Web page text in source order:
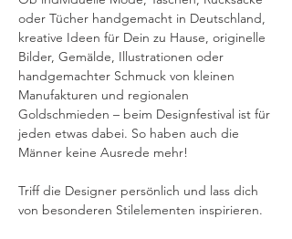
oder Tücher handgemacht in Deutschland,
kreative Ideen für Dein zu Hause, originelle
Bilder, Gemälde, Illustrationen oder
handgemachter Schmuck von kleinen
Manufakturen und regionalen
Goldschmieden – beim Designfestival ist für
jeden etwas dabei. So haben auch die
Männer keine Ausrede mehr!
Triff die Designer persönlich und lass dich
von besonderen Stilelementen inspirieren.